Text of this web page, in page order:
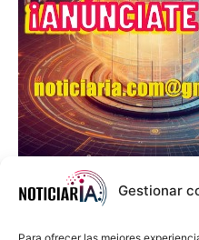
Gestionar